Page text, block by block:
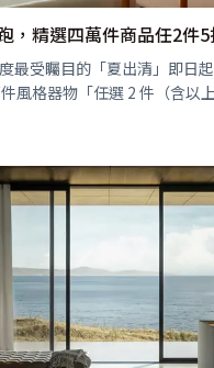
，精選四萬件商品任2件5
最受矚目的「夏出清」即日
風格器物「任選 2 件（含以